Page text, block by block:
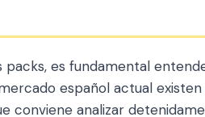
packs, es fundamental
español actual
conviene analizar